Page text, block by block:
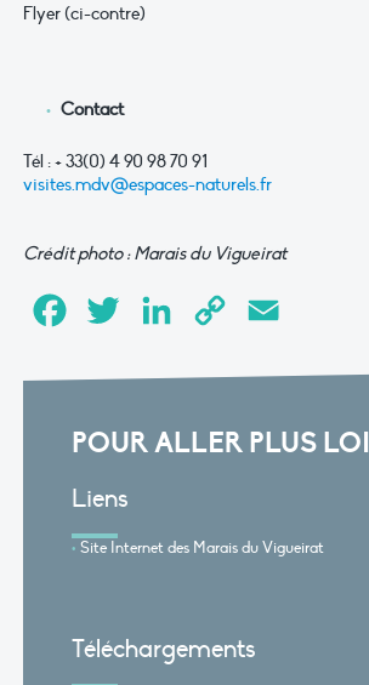
Flyer (ci-contre)
Contact
Tél : + 33(0) 4 90 98 70 91
visites.mdv@espaces-naturels.fr
Crédit photo : Marais du Vigueirat
FacebookTwitter LinkedInCopy
POUR ALLER PLUS
Liens
Site Internet des Marais du Vigueirat
Téléchargements